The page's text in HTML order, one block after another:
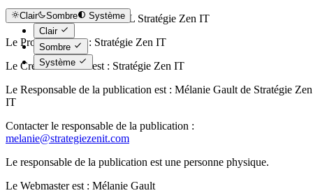
Clair Sombre
Système
Clair
Sombre
Système
Statut du propriétaire : SARL Stratégie Zen IT
Le Propriétaire est : Stratégie Zen IT
Le Créateur du site est : Stratégie Zen IT
Le Responsable de la publication est : Mélanie Gault de Stratégie Zen
IT
Contacter le responsable de la publication :
melanie@strategiezenit.com
Le responsable de la publication est une personne physique.
Le Webmaster est : Mélanie Gault